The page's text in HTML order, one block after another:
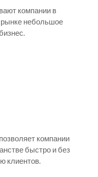
компании в
небольшое
компании
быстро и без
клиентов.